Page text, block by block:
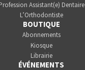
Assistant(e) Dentaire
L’Orthodontiste
BOUTIQUE
Abonnements
Kiosque
Librairie
ÉVÉNEMENTS